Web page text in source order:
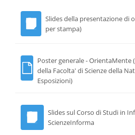
Slides della presentazione di
per stampa)
Poster generale - OrientaMente
della Facolta' di Scienze della
Esposizioni)
Slides sul Corso di Studi in
ScienzeInforma